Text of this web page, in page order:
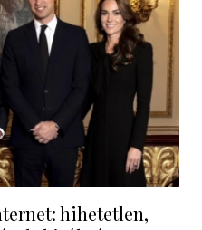
hihetetlen,